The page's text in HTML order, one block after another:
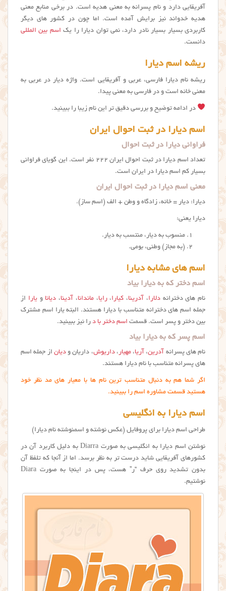
آفریقایی دارد و نام پسرانه به معنی هدیه است. در برخی منابع معنی
هدیه خدواند نیز برایش آمده است. اما چون در کشور های دیگر
کاربردی بسیار بسیار نادر دارد، نمی توان دیارا را یک اسم بین المللی
دانست.
ریشه اسم دیارا
ریشه نام دیارا فارسی، عربی و آفریقایی است. واژه دیار در عربی به
معنی خانه است و در فارسی به معنی پیدا.
در ادامه توضیح و بررسی دقیق تر این نام زیبا را ببینید.
اسم دیارا در ثبت احوال ایران
فراوانی دیارا در ثبت احوال
تعداد اسم دیارا در ثبت احوال ایران ۲۲۲ نفر است. این گویای فراوانی
بسیار کم اسم ديارا در ایران است.
معنی اسم دیارا در ثبت احوال ایران
دیارا: دیار = خانه، زادگاه و وطن + الف (اسم ساز).
دیارا یعنی:
منسوب به دیار، منتسب به دیار.
(به مجاز) وطنی، بومی.
اسم های مشابه دیارا
اسم دختر که به دیارا بیاد
نام های دخترانهدلارا، آدرینا، کیارا،رایا،ماندانا، آدینا، دیاناویارا از
جمله اسم های دخترانه متناسب با دیارا هستند. البته یارا اسم مشترک
بین دختر و پسر است. قسمت اسم دختر با د را نیز ببینید.
اسم پسر که به دیارا بیاد
نام های پسرانه آدرین، آریا،مهیار،داریوش، داریان ودیان از جمله اسم
های پسرانه متناسب با نام دیارا هستند.
اگر شما هم به دنبال متناسب ترین نام ها با معیار های مد نظر خود
هستید قسمت مشاوره اسم را ببینید.
اسم دیارا به انگلیسی
طراحی اسم ديارا برای پروفایل (عکس نوشته و اسمنوشته نام دیارا)
نوشتن اسم دیارا به انگلیسی به صورت Diarra به دلیل کاربرد آن در
کشورهای آفریقایی شاید درست تر به نظر برسد. اما از آنجا که تلفظ آن
بدون تشدید روی حرف “ر” هست، پس در اینجا به صورت Diara
نوشتیم.